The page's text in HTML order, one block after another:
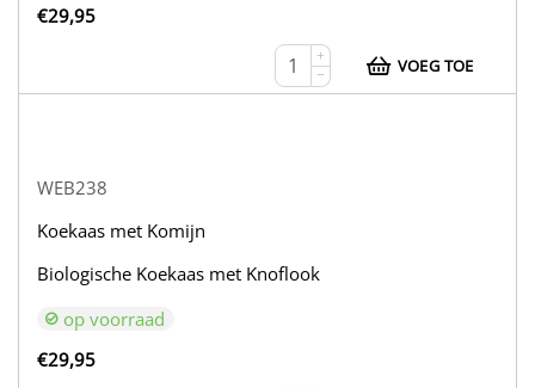
€29,95
+
−
VOEG TOE
WEB238
Koekaas met Komijn
Biologische Koekaas met Knoflook
op voorraad
€29,95